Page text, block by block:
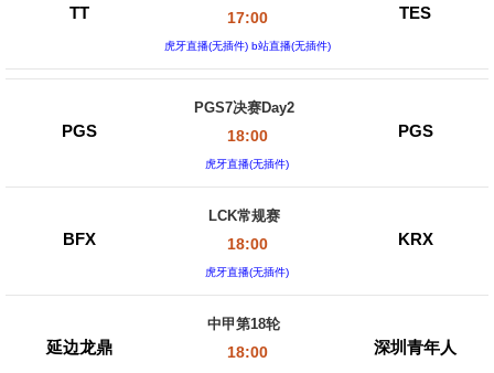
TT 17:00
虎牙直播(无插件) b站直播(无插件)
TES
PGS
PGS7决赛Day2
18:00
虎牙直播(无插件)
PGS
BFX
LCK常规赛
18:00
虎牙直播(无插件)
KRX
延边龙鼎
中甲第18轮
18:00 深圳青年人